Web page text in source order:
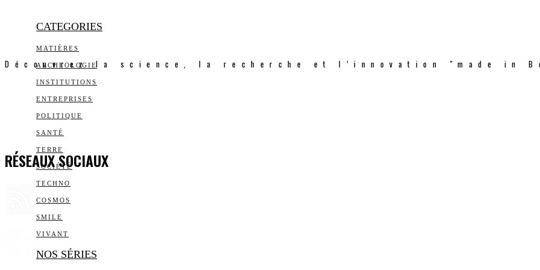
CATEGORIES
MATIÈRES
ARCHEOLOGIE
INSTITUTIONS
ENTREPRISES
POLITIQUE
SANTÉ
TERRE
SOCIÉTÉ
TECHNO
COSMOS
SMILE
VIVANT
NOS SÉRIES
Découvrez la science, la recherche et l’innovation "made in
RÉSEAUX SOCIAUX